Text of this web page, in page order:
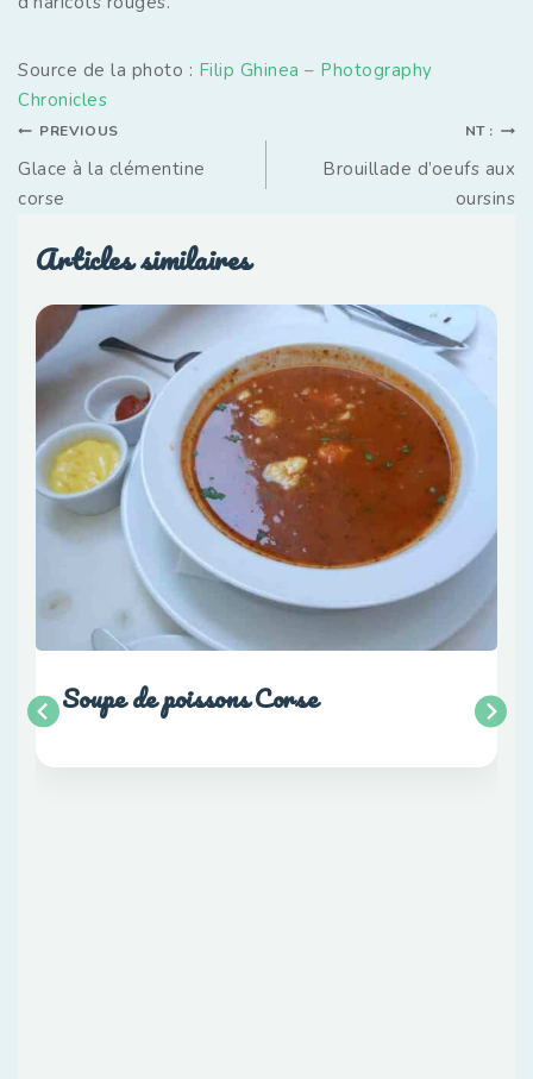
Source de la photo : Filip Ghinea – Photography
Chronicles
PREVIOUS
Glace à la clémentine
corse
NT :
Brouillade d’oeufs aux
oursins
Articles similaires
Soupe de poissons Corse